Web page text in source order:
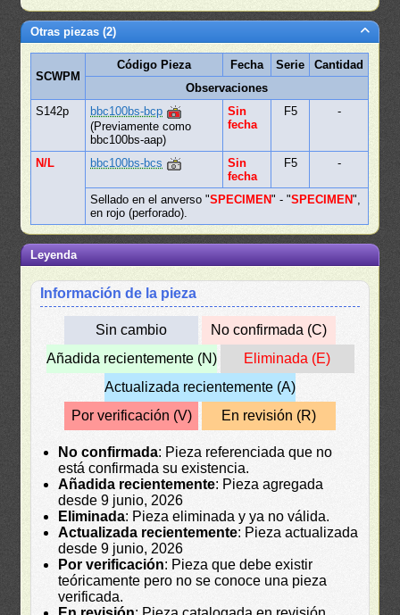
Otras piezas (2)
SCWPM
Código Pieza Fecha Serie
Cantidad
Observaciones
S142p
bbc100bs-bcp
(Previamente como
bbc100bs-aap)
Sin
fecha
F5 -
N/L bbc100bs-bcs
Sin
fecha
F5 -
Sellado en el anverso "SPECIMEN" - "SPECIMEN",
en rojo (perforado).
Leyenda
Información de la pieza
Sin cambio
No confirmada (C)
Añadida recientemente (N)
Eliminada (E)
Actualizada recientemente (A)
Por verificación (V)
En revisión (R)
No confirmada: Pieza referenciada que no
está confirmada su existencia.
Añadida recientemente: Pieza agregada
desde 9 junio, 2026
Eliminada: Pieza eliminada y ya no válida.
Actualizada recientemente: Pieza actualizada
desde 9 junio, 2026
Por verificación: Pieza que debe existir
teóricamente pero no se conoce una pieza
verificada.